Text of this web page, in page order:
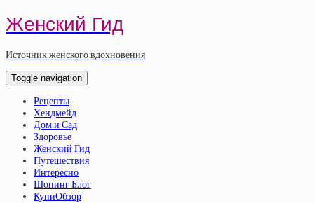
Женский Гид
Источник женского вдохновения
Toggle navigation
Рецепты
Хендмейд
Дом и Сад
Здоровье
Женский Гид
Путешествия
Интересно
Шопинг Блог
КупиОбзор